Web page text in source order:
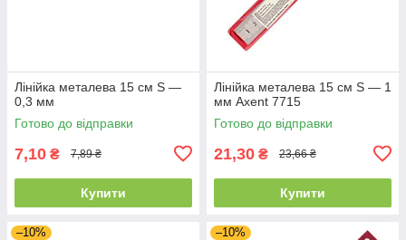
Лінійка металева 15 см S —
0,3 мм
Готово до відправки
7,10 ₴ 7,89 ₴
Купити
Лінійка металева 15 см S — 1
мм Axent 7715
Готово до відправки
21,30 ₴ 23,66 ₴
Купити
–10% –10%